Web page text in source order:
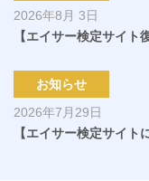
2026年8月 3日
【エイサー検定サイト
お知らせ
2026年7月29日
【エイサー検定サイト